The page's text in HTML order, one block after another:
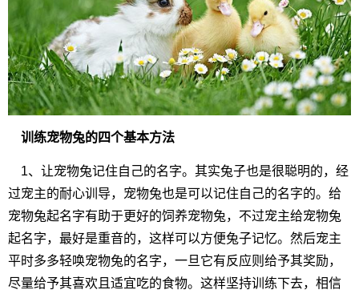
训练宠物兔的四个基本方法
1、让宠物兔记住自己的名字。其实兔子也是很聪明的，经
过宠主的耐心训导，宠物兔也是可以记住自己的名字的。给
宠物兔起名字有助于更好的饲养宠物兔，不过宠主给宠物兔
起名字，最好是重音的，这样可以方便兔子记忆。然后宠主
平时多多轻唤宠物兔的名字，一旦它有反应则给予其奖励，
尽量给予其喜欢且适宜吃的食物。这样坚持训练下去，相信